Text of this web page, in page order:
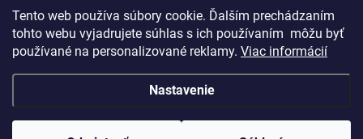
Tento web používa súbory cookie. Ďalším prechádzaním
tohto webu vyjadrujete súhlas s ich používaním môžu byť
používané na personalizované reklamy. Viac informácií
Nastavenie
LUX PARFÉM NOVÁKY
Lux Parfém Skupina na FB
Lux Parfum - Česká Republika
Lux Parfumok - Hungary
Copyright 2026LUX PARFÉM. Všetky práva vyhradené.Upraviť nastavenie